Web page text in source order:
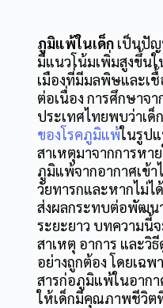
ภูมิแพ้ในเด็กเป็นปัญ
มีแนวโน้มเพิ่มสูงขึ้น
เมืองที่มีมลพิษและเ
ต่อเนื่อง การศึกษาจ
ประเทศไทยพบว่าเด็
ของโรคภูมิแพ้ในรูป
สาเหตุมาจากการหา
ภูมิแพ้จากอากาศเข้า
วัยทารกและหากไม่ไ
ส่งผลกระทบต่อพัฒน
ระยะยาว บทความนี้
สาเหตุ อาการ และวิ
อย่างถูกต้อง โดยเฉ
สารก่อภูมิแพ้ในอากา
ให้เด็กมีคุณภาพชีวิต